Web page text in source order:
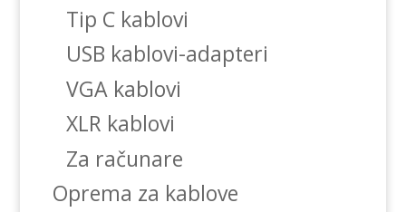
Tip C kablovi
USB kablovi-adapteri
VGA kablovi
XLR kablovi
Za računare
Oprema za kablove